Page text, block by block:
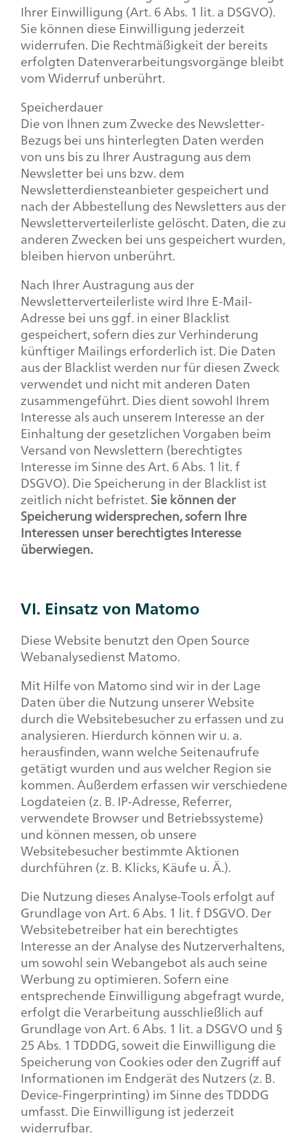
Ihrer Einwilligung (Art. 6 Abs. 1 lit. a DSGVO).
Sie können diese Einwilligung jederzeit
widerrufen. Die Rechtmäßigkeit der bereits
erfolgten Datenverarbeitungsvorgänge bleibt
vom Widerruf unberührt.
Speicherdauer
Die von Ihnen zum Zwecke des Newsletter-
Bezugs bei uns hinterlegten Daten werden
von uns bis zu Ihrer Austragung aus dem
Newsletter bei uns bzw. dem
Newsletterdiensteanbieter gespeichert und
nach der Abbestellung des Newsletters aus der
Newsletterverteilerliste gelöscht. Daten, die zu
anderen Zwecken bei uns gespeichert wurden,
bleiben hiervon unberührt.
Nach Ihrer Austragung aus der
Newsletterverteilerliste wird Ihre E-Mail-
Adresse bei uns ggf. in einer Blacklist
gespeichert, sofern dies zur Verhinderung
künftiger Mailings erforderlich ist. Die Daten
aus der Blacklist werden nur für diesen Zweck
verwendet und nicht mit anderen Daten
zusammengeführt. Dies dient sowohl Ihrem
Interesse als auch unserem Interesse an der
Einhaltung der gesetzlichen Vorgaben beim
Versand von Newslettern (berechtigtes
Interesse im Sinne des Art. 6 Abs. 1 lit. f
DSGVO). Die Speicherung in der Blacklist ist
zeitlich nicht befristet.Sie können der
Speicherung widersprechen, sofern Ihre
Interessen unser berechtigtes Interesse
überwiegen.
VI. Einsatz von Matomo
Diese Website benutzt den Open Source
Webanalysedienst Matomo.
Mit Hilfe von Matomo sind wir in der Lage
Daten über die Nutzung unserer Website
durch die Websitebesucher zu erfassen und zu
analysieren. Hierdurch können wir u. a.
herausfinden, wann welche Seitenaufrufe
getätigt wurden und aus welcher Region sie
kommen. Außerdem erfassen wir verschiedene
Logdateien (z. B. IP-Adresse, Referrer,
verwendete Browser und Betriebssysteme)
und können messen, ob unsere
Websitebesucher bestimmte Aktionen
durchführen (z. B. Klicks, Käufe u. Ä.).
Die Nutzung dieses Analyse-Tools erfolgt auf
Grundlage von Art. 6 Abs. 1 lit. f DSGVO. Der
Websitebetreiber hat ein berechtigtes
Interesse an der Analyse des Nutzerverhaltens,
um sowohl sein Webangebot als auch seine
Werbung zu optimieren. Sofern eine
entsprechende Einwilligung abgefragt wurde,
erfolgt die Verarbeitung ausschließlich auf
Grundlage von Art. 6 Abs. 1 lit. a DSGVO und §
25 Abs. 1 TDDDG, soweit die Einwilligung die
Speicherung von Cookies oder den Zugriff auf
Informationen im Endgerät des Nutzers (z. B.
Device-Fingerprinting) im Sinne des TDDDG
umfasst. Die Einwilligung ist jederzeit
widerrufbar.